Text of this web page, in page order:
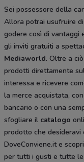
Sei possessore della
Allora potrai usufruire
godere così di vantaggi
gli inviti gratuiti a
Mediaworld. Oltre a
prodotti direttamente
interessa e ricevere
la merce acquistata,
bancario o con una
sfogliare il catalogo
prodotto che desideravi
DoveConviene.it e
per tutti i gusti e tutte